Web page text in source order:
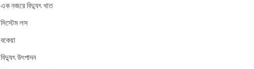
এক নজরে বিদ্যুৎ খাত
সিস্টেম লস
বকেয়া
বিদ্যুৎ উৎপাদন